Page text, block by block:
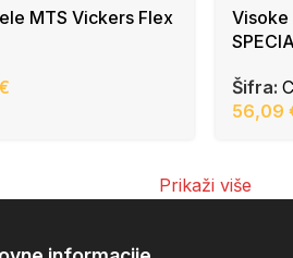
MTS Vickers Flex
Visoke
Šifra:
56,09
Prikaži više